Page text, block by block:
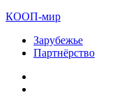
КООП-мир
Зарубежье
Партнёрство